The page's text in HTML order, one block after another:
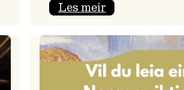
Les meir:
er
tilbake!